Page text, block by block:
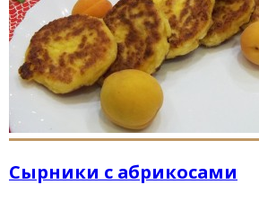
Сырники с абрикосами